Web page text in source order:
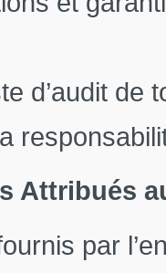
d’audit de
Attribués
par